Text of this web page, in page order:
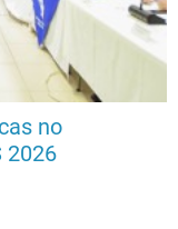
no
2026